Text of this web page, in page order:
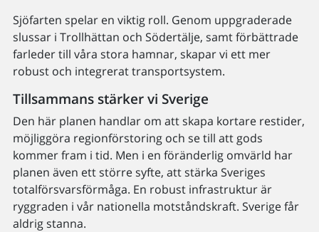
Sjöfarten spelar en viktig roll. Genom uppgraderade
slussar i Trollhättan och Södertälje, samt förbättrade
farleder till våra stora hamnar, skapar vi ett mer
robust och integrerat transportsystem.
Tillsammans stärker vi Sverige
Den här planen handlar om att skapa kortare restider,
möjliggöra regionförstoring och se till att gods
kommer fram i tid. Men i en föränderlig omvärld har
planen även ett större syfte, att stärka Sveriges
totalförsvarsförmåga. En robust infrastruktur är
ryggraden i vår nationella motståndskraft. Sverige får
aldrig stanna.